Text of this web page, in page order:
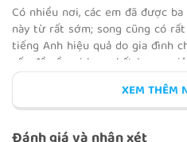
LANDSCAPE
Có nhiều nơi, các em đã được
này từ rất sớm; song cũng có
tiếng Anh hiệu quả do gia đình
vấn đề về nơi học, chất lượng
cảm thấy hụt hơi khi học tiếng
giác chán ghét với môn học này.
học theo phương pháp nào để
được các vấn đề về thời gian,
XEM THÊM